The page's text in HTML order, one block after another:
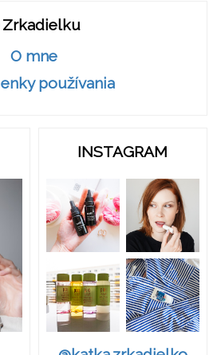
Zrkadielku
O mne
používania
INSTAGRAM